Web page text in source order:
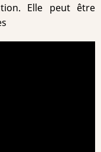
Elle peut être